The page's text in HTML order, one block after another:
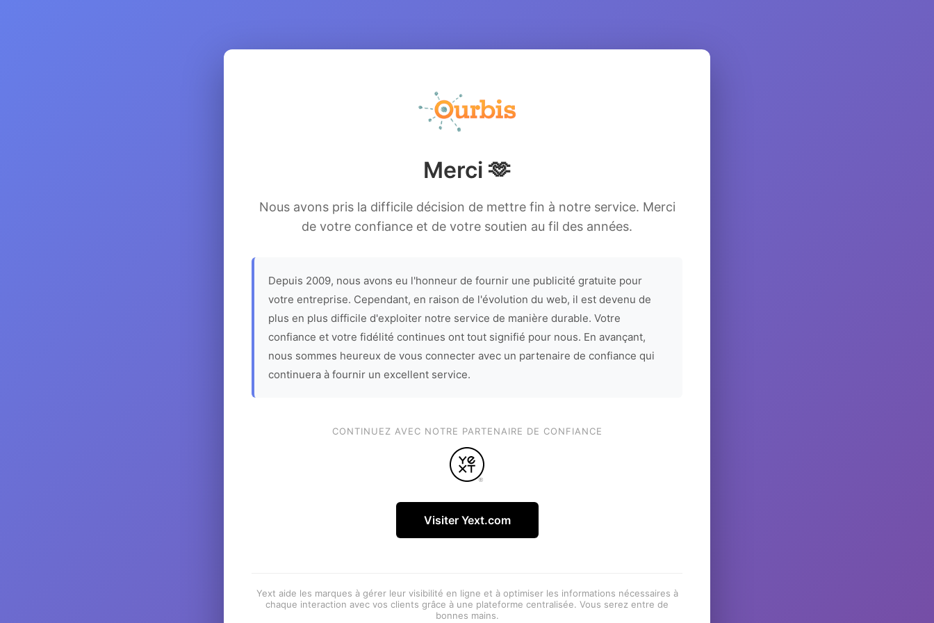
Merci 🫶
Nous avons pris la difficile décision de mettre fin à notre service. Merci
de votre confiance et de votre soutien au fil des années.
Depuis 2009, nous avons eu l'honneur de fournir une publicité gratuite pour
votre entreprise. Cependant, en raison de l'évolution du web, il est devenu de
plus en plus difficile d'exploiter notre service de manière durable. Votre
confiance et votre fidélité continues ont tout signifié pour nous. En avançant,
nous sommes heureux de vous connecter avec un partenaire de confiance qui
continuera à fournir un excellent service.
CONTINUEZ AVEC NOTRE PARTENAIRE DE CONFIANCE
Visiter Yext.com
Yext aide les marques à gérer leur visibilité en ligne et à optimiser les informations nécessaires à
chaque interaction avec vos clients grâce à une plateforme centralisée. Vous serez entre de
bonnes mains.